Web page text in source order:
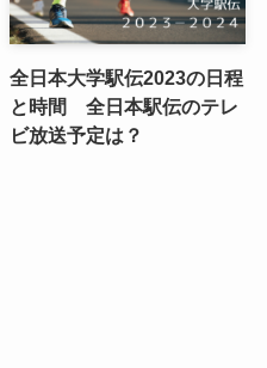
全日本大学駅伝2023の日程
と時間 全日本駅伝のテレ
ビ放送予定は？